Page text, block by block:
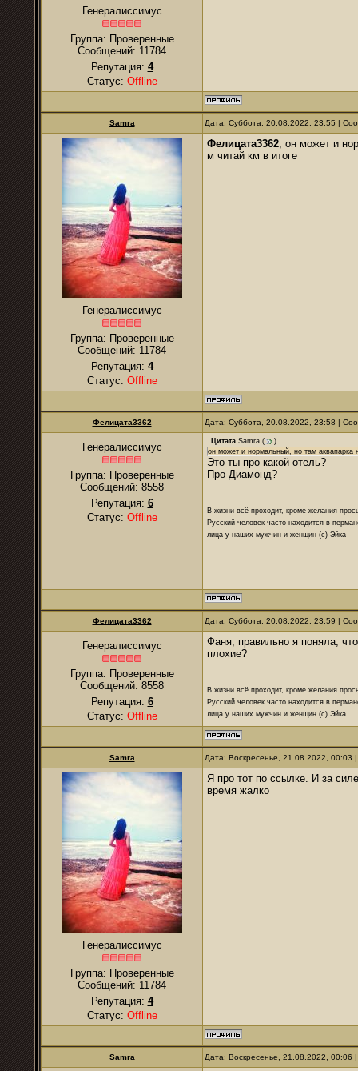
Генералиссимус
Группа: Проверенные
Сообщений: 11784
Репутация: 4
Статус: Offline
Samra Дата: Суббота, 20.08.2022, 23:55 |
Генералиссимус
Группа: Проверенные
Сообщений: 11784
Репутация: 4
Статус: Offline
Фелицата3362, он может и
м читай км в итоге
Фелицата3362 Дата: Суббота, 20.08.2022, 23:58 |
Генералиссимус
Группа: Проверенные
Сообщений: 8558
Репутация: 6
Статус: Offline
Цитата Samra (
)
он может и нормальный, но там аквапарка
Это ты про какой отель?
Про Диамонд?
В жизни всё проходит, кроме желания
Русский человек часто находится в
лица у наших мужчин и женщин (с) Эйка
Фелицата3362 Дата: Суббота, 20.08.2022, 23:59 |
Генералиссимус
Группа: Проверенные
Сообщений: 8558
Репутация: 6
Статус: Offline
Фаня, правильно я поняла,
плохие?
В жизни всё проходит, кроме желания
Русский человек часто находится в
лица у наших мужчин и женщин (с) Эйка
Samra Дата: Воскресенье, 21.08.2022,
Генералиссимус
Группа: Проверенные
Сообщений: 11784
Репутация: 4
Статус: Offline
Я про тот по ссылке. И за
время жалко
Samra Дата: Воскресенье, 21.08.2022,